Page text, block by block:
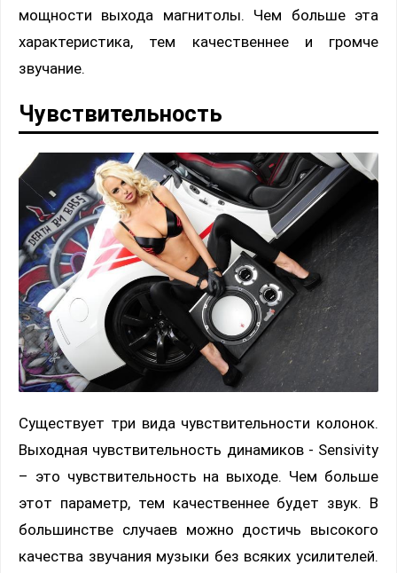
мощности выхода магнитолы. Чем больше эта
характеристика, тем качественнее и громче
звучание.
Чувствительность
Существует три вида чувствительности колонок.
Выходная чувствительность динамиков - Sensivity
– это чувствительность на выходе. Чем больше
этот параметр, тем качественнее будет звук. В
большинстве случаев можно достичь высокого
качества звучания музыки без всяких усилителей.